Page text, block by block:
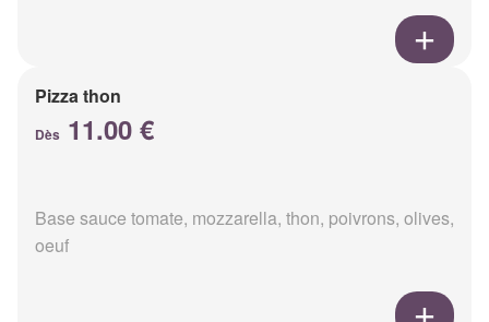
Pizza thon
Dès 11.00 €
Base sauce tomate, mozzarella, thon, poivrons, olives,
oeuf